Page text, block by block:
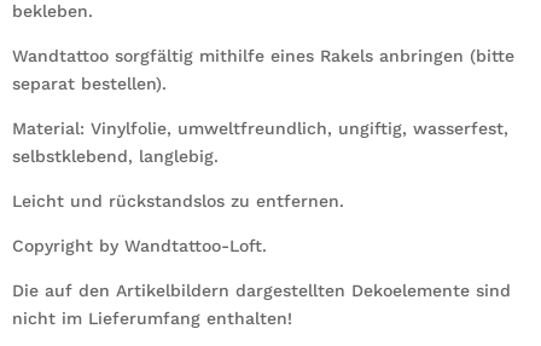
bekleben.
Wandtattoo sorgfältig mithilfe eines Rakels anbringen (bitte
separat bestellen).
Material: Vinylfolie, umweltfreundlich, ungiftig, wasserfest,
selbstklebend, langlebig.
Leicht und rückstandslos zu entfernen.
Copyright by Wandtattoo-Loft.
Die auf den Artikelbildern dargestellten Dekoelemente sind
nicht im Lieferumfang enthalten!